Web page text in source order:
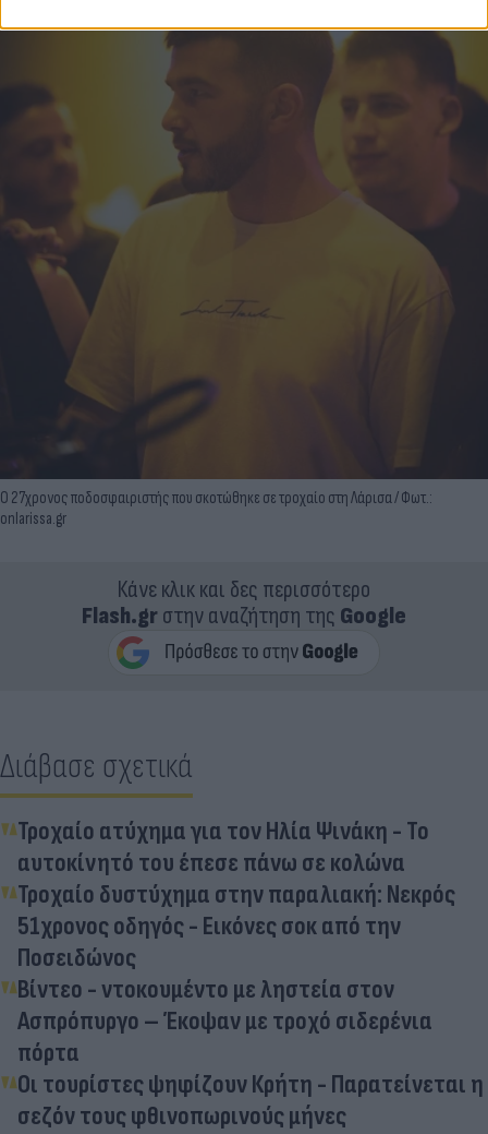
Ο 27χρονος ποδοσφαιριστής που σκοτώθηκε σε τροχαίο στη Λάρισα / Φωτ.:
onlarissa.gr
Κάνε κλικ και δες περισσότερο
Flash.grστην αναζήτηση της Google
Διάβασε σχετικά
Τροχαίο ατύχημα για τον Ηλία Ψινάκη - Το
αυτοκίνητό του έπεσε πάνω σε κολώνα
Τροχαίο δυστύχημα στην παραλιακή: Νεκρός
51χρονος οδηγός - Εικόνες σοκ από την
Ποσειδώνος
Βίντεο - ντοκουμέντο με ληστεία στον
Ασπρόπυργο – Έκοψαν με τροχό σιδερένια
πόρτα
Οι τουρίστες ψηφίζουν Κρήτη - Παρατείνεται η
σεζόν τους φθινοπωρινούς μήνες